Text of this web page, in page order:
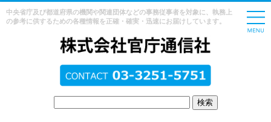
中央省庁及び都道府県の機関や関連団体などの事務従事者を対象に、執務上
の参考に供するための各種情報を正確・確実・迅速にお届けしています。